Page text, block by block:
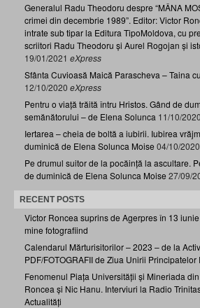
Generalul Radu Theodoru despre “MÂNA
crimei din decembrie 1989”. Editor: Victor
intrate sub tipar la Editura TipoMoldova, cu
scriitori Radu Theodoru și Aurel Rogojan și
19/01/2021 eXpress
Sfânta Cuvioasă Maică Parascheva – Taina
12/10/2020 eXpress
Pentru o viață trăită întru Hristos. Gând de
semănătorului – de Elena Solunca 11/10/2020
Iertarea – cheia de boltă a iubirii. Iubirea
duminică de Elena Solunca Moise 04/10/2020
Pe drumul suitor de la pocăință la ascultare.
de duminică de Elena Solunca Moise 27/09/
RECENT POSTS
Victor Roncea suprins de Agerpres în 13
mine fotografiind
Calendarul Mărturisitorilor – 2023 – de la
PDF/FOTOGRAFII de Ziua Unirii
Fenomenul Piața Universității și Mineriada
Roncea și Nic Hanu. Interviuri la Radio
Actualități